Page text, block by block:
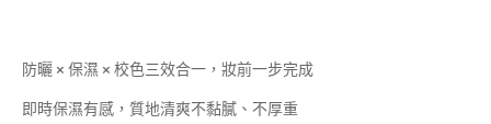
防曬 × 保濕 × 校色三效合一，妝前一步完成
即時保濕有感，質地清爽不黏膩、不厚重